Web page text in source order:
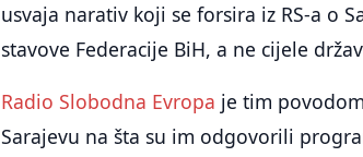
usvaja narativ koji se forsira iz RS-a o
stavove Federacije BiH, a ne cijele
Radio Slobodna Evropa je tim
Sarajevu na šta su im odgovorili